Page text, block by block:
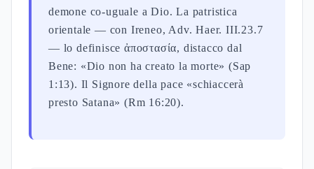
demone co-uguale a Dio. La patristica
orientale — con Ireneo, Adv. Haer. III.23.7
— lo definisce ἀποστασία, distacco dal
Bene: «Dio non ha creato la morte» (Sap
1:13). Il Signore della pace «schiaccerà
presto Satana» (Rm 16:20).